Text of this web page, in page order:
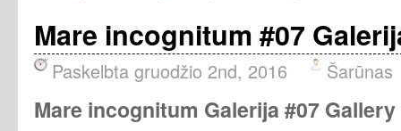
Mare incognitum #07
Paskelbta gruodžio 2nd, 2016 Šarūnas
Mare incognitum Galerija #07 Gallery